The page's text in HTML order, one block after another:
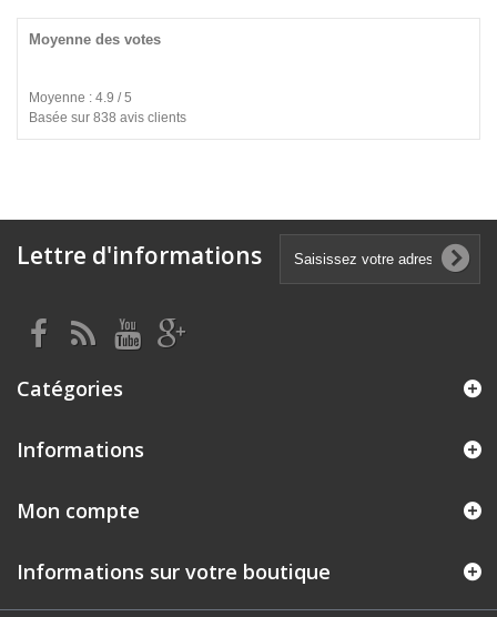
Moyenne des votes
Moyenne : 4.9 / 5
Basée sur 838 avis clients
Lettre d'informations
Catégories
Informations
Mon compte
Informations sur votre boutique